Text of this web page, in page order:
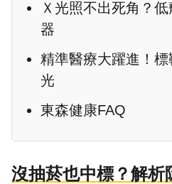
Ｘ光照不出死角？
器
精準醫療大躍進！
光
東森健康FAQ
沒抽菸也中標？解析